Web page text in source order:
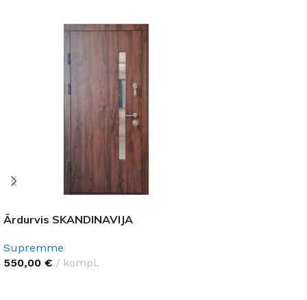
Ārdurvis SKANDINAVIJA
Supremme
550,00 € kompl.